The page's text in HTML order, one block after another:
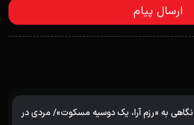
نگاهی به «رزم آرا، یک دوسیه مسکوت»/ مردی در